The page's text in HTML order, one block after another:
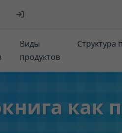
Виды
продуктов
Структура
как